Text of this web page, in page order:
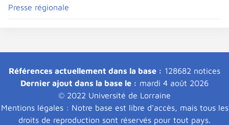
Presse régionale
Références actuellement dans la base : 128682 notices
Dernier ajout dans la base le : mardi 4 août 2026
© 2022 Université de Lorraine
Mentions légales : Notre base est libre d'accès, mais tous les
droits de reproduction sont réservés pour tout pays.